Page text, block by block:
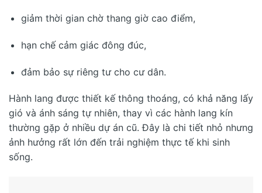
giảm thời gian chờ thang giờ cao điểm,
hạn chế cảm giác đông đúc,
đảm bảo sự riêng tư cho cư dân.
Hành lang được thiết kế thông thoáng, có khả năng lấy
gió và ánh sáng tự nhiên, thay vì các hành lang kín
thường gặp ở nhiều dự án cũ. Đây là chi tiết nhỏ nhưng
ảnh hưởng rất lớn đến trải nghiệm thực tế khi sinh
sống.